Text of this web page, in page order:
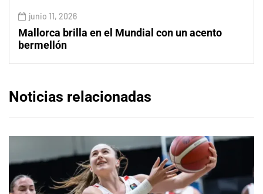
junio 11, 2026
Mallorca brilla en el Mundial con un acento
bermellón
Noticias relacionadas